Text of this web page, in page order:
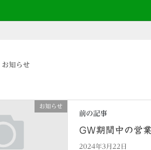
お知らせ
お知らせ
前の記事
GW期間中の営
2024年3月22日